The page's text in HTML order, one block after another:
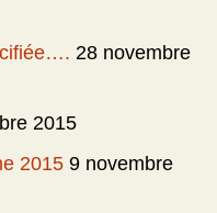
28 novembre
2015
2015 9 novembre